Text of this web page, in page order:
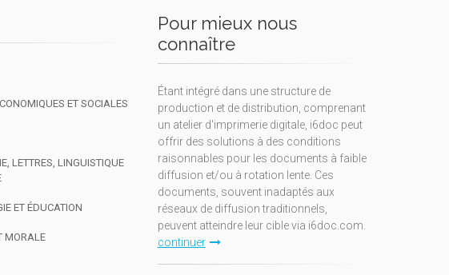
ET SOCIALES
LETTRES, LINGUISTIQUE
ET ÉDUCATION
MORALE
Pour mieux nous
connaître
Étant intégré dans une structure de
production et de distribution, comprenant
un atelier d'imprimerie digitale, i6doc peut
offrir des solutions à des conditions
raisonnables pour les documents à faible
diffusion et/ou à rotation lente. Ces
documents, souvent inadaptés aux
réseaux de diffusion traditionnels,
peuvent atteindre leur cible via i6doc.com.
continuer